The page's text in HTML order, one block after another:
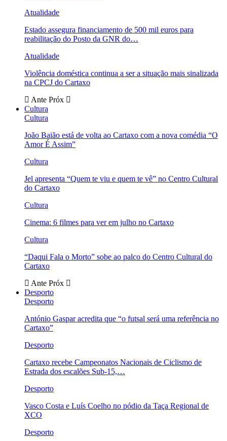
Atualidade
Estado assegura financiamento de 500 mil euros para
reabilitação do Posto da GNR do…
Atualidade
Violência doméstica continua a ser a situação mais sinalizada
na CPCJ do Cartaxo
Ante Próx
Cultura
Cultura
João Baião está de volta ao Cartaxo com a nova comédia “O
Amor É Assim”
Cultura
Jel apresenta “Quem te viu e quem te vê” no Centro Cultural
do Cartaxo
Cultura
Cinema: 6 filmes para ver em julho no Cartaxo
Cultura
“Daqui Fala o Morto” sobe ao palco do Centro Cultural do
Cartaxo
Ante Próx
Desporto
Desporto
António Gaspar acredita que “o futsal será uma referência no
Cartaxo”
Desporto
Cartaxo recebe Campeonatos Nacionais de Ciclismo de
Estrada dos escalões Sub-15,…
Desporto
Vasco Costa e Luís Coelho no pódio da Taça Regional de
XCO
Desporto